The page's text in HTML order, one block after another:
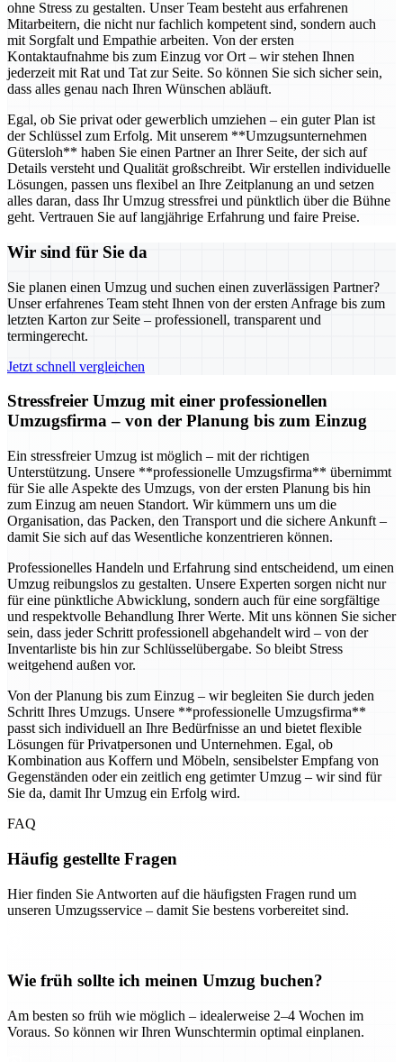
ohne Stress zu gestalten. Unser Team besteht aus erfahrenen
Mitarbeitern, die nicht nur fachlich kompetent sind, sondern auch
mit Sorgfalt und Empathie arbeiten. Von der ersten
Kontaktaufnahme bis zum Einzug vor Ort – wir stehen Ihnen
jederzeit mit Rat und Tat zur Seite. So können Sie sich sicher sein,
dass alles genau nach Ihren Wünschen abläuft.
Egal, ob Sie privat oder gewerblich umziehen – ein guter Plan ist
der Schlüssel zum Erfolg. Mit unserem **Umzugsunternehmen
Gütersloh** haben Sie einen Partner an Ihrer Seite, der sich auf
Details versteht und Qualität großschreibt. Wir erstellen individuelle
Lösungen, passen uns flexibel an Ihre Zeitplanung an und setzen
alles daran, dass Ihr Umzug stressfrei und pünktlich über die Bühne
geht. Vertrauen Sie auf langjährige Erfahrung und faire Preise.
Wir sind für Sie da
Sie planen einen Umzug und suchen einen zuverlässigen Partner?
Unser erfahrenes Team steht Ihnen von der ersten Anfrage bis zum
letzten Karton zur Seite – professionell, transparent und
termingerecht.
Jetzt schnell vergleichen
Stressfreier Umzug mit einer professionellen
Umzugsfirma – von der Planung bis zum Einzug
Ein stressfreier Umzug ist möglich – mit der richtigen
Unterstützung. Unsere **professionelle Umzugsfirma** übernimmt
für Sie alle Aspekte des Umzugs, von der ersten Planung bis hin
zum Einzug am neuen Standort. Wir kümmern uns um die
Organisation, das Packen, den Transport und die sichere Ankunft –
damit Sie sich auf das Wesentliche konzentrieren können.
Professionelles Handeln und Erfahrung sind entscheidend, um einen
Umzug reibungslos zu gestalten. Unsere Experten sorgen nicht nur
für eine pünktliche Abwicklung, sondern auch für eine sorgfältige
und respektvolle Behandlung Ihrer Werte. Mit uns können Sie sicher
sein, dass jeder Schritt professionell abgehandelt wird – von der
Inventarliste bis hin zur Schlüsselübergabe. So bleibt Stress
weitgehend außen vor.
Von der Planung bis zum Einzug – wir begleiten Sie durch jeden
Schritt Ihres Umzugs. Unsere **professionelle Umzugsfirma**
passt sich individuell an Ihre Bedürfnisse an und bietet flexible
Lösungen für Privatpersonen und Unternehmen. Egal, ob
Kombination aus Koffern und Möbeln, sensibelster Empfang von
Gegenständen oder ein zeitlich eng getimter Umzug – wir sind für
Sie da, damit Ihr Umzug ein Erfolg wird.
FAQ
Häufig gestellte Fragen
Hier finden Sie Antworten auf die häufigsten Fragen rund um
unseren Umzugsservice – damit Sie bestens vorbereitet sind.
Wie früh sollte ich meinen Umzug buchen?
Am besten so früh wie möglich – idealerweise 2–4 Wochen im
Voraus. So können wir Ihren Wunschtermin optimal einplanen.